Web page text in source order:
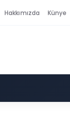
Hakkımızda Künye